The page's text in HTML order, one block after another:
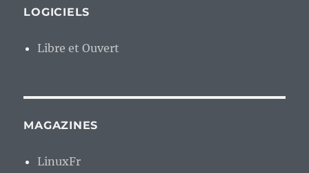
LOGICIELS
Libre et Ouvert
MAGAZINES
LinuxFr